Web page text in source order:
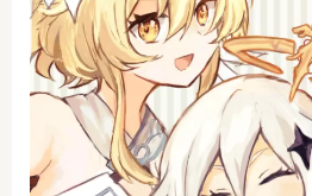
原神グッズ情報